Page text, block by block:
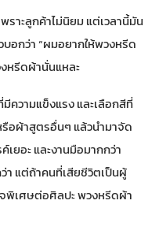
ราะลูกค้าไม่นิยม แต่เวลานี้มัน
อกว่า “ผมอยากให้พวงหรีด
หรีดผ้านั่นแหละ
ความแข็งแรง และเลือกสีที่
รือผ้าสูตรอื่นๆ แล้วนำมาจัด
เยอะ และงานมือมากกว่า
แต่ถ้าคนที่เสียชีวิตเป็นผู้
เศษต่อศิลปะ พวงหรีดผ้า